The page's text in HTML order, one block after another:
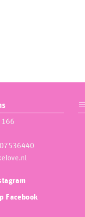
166
Facebook